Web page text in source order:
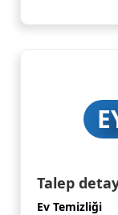
Talep
Ev Temizliği